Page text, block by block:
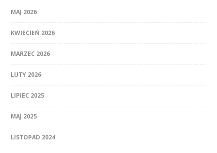
MAJ 2026
KWIECIEŃ 2026
MARZEC 2026
LUTY 2026
LIPIEC 2025
MAJ 2025
LISTOPAD 2024